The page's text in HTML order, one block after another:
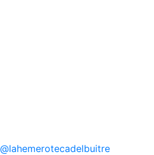
@lahemerotecadelbuitre